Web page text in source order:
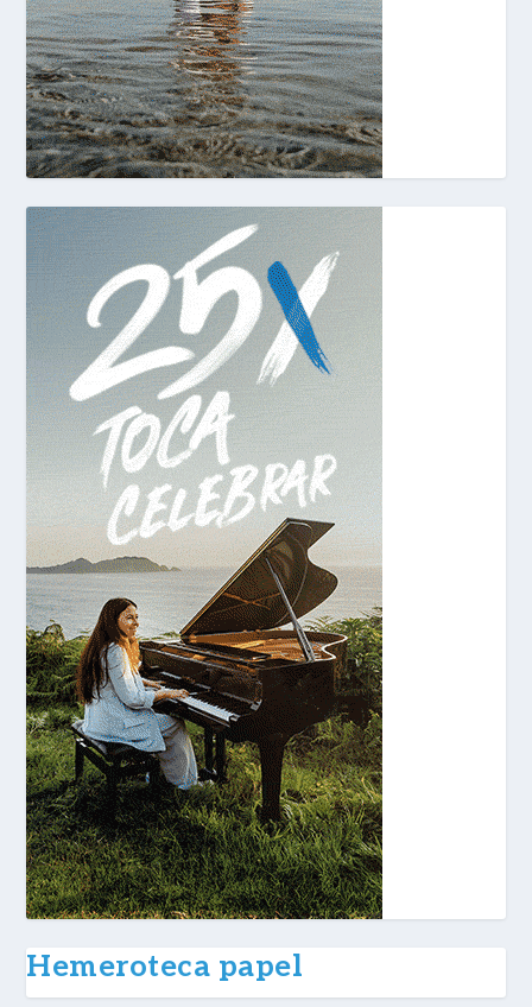
Hemeroteca papel